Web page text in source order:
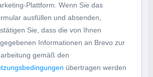
Plattform. Wenn Sie das
ausfüllen und absenden,
Sie, dass die von Ihnen
Informationen an Brevo zur
gemäß den
übertragen werden